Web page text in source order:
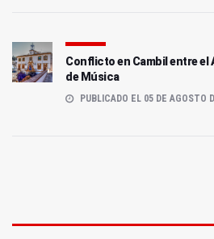
Conflicto en Cambil entre el
de Música
PUBLICADO EL 05 DE AGOSTO